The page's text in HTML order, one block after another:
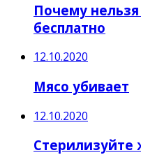
Почему
бесплатно
12.10.2020
Мясо убивает
12.10.2020
Стерилизуйте